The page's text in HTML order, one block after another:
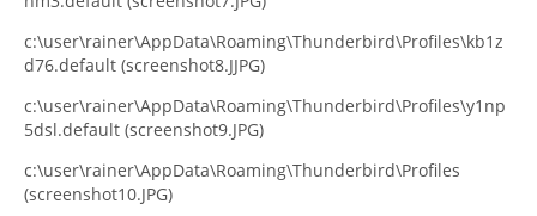
c:\user\rainer\AppData\Roaming\Thunderbird\Profiles\kb1z
d76.default (screenshot8.JJPG)
c:\user\rainer\AppData\Roaming\Thunderbird\Profiles\y1np
5dsl.default (screenshot9.JPG)
c:\user\rainer\AppData\Roaming\Thunderbird\Profiles
(screenshot10.JPG)